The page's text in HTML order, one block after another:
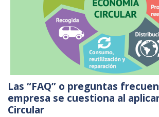
Las “FAQ” o preguntas
empresa se cuestiona al
Circular